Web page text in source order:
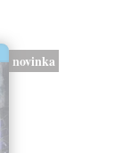
novinka